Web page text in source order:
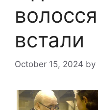
встали
October 15, 2024 by